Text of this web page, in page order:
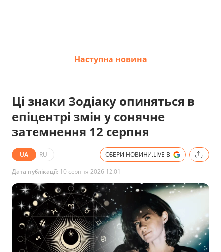
Наступна новина
Ці знаки Зодіаку опиняться в
епіцентрі змін у сонячне
затемнення 12 серпня
UA RU ОБЕРИ НОВИНИ.LIVE В
Дата публікації: 10 серпня 2026 12:01